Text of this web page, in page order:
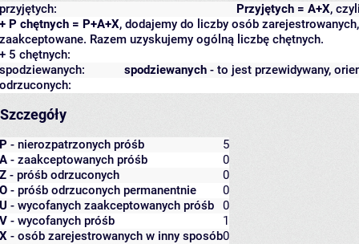
Przyjętych = A+X,
przyjętych:
+ P chętnych = P+A+X, dodajemy do liczby osób
zaakceptowane. Razem uzyskujemy ogólną liczbę chętnych.
+ 5 chętnych:
spodziewanych - to jest przewidywany,
spodziewanych:
odrzuconych:
Szczegóły
P - nierozpatrzonych próśb
5
A - zaakceptowanych próśb
0
Z - próśb odrzuconych
0
O - próśb odrzuconych permanentnie
0
U - wycofanych zaakceptowanych próśb
0
V - wycofanych próśb
1
X - osób zarejestrowanych w inny sposób0